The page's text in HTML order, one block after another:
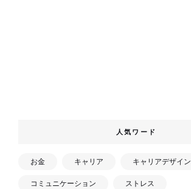
人気ワード
お金 キャリア キャリアデザイン
コミュニケーション ストレス